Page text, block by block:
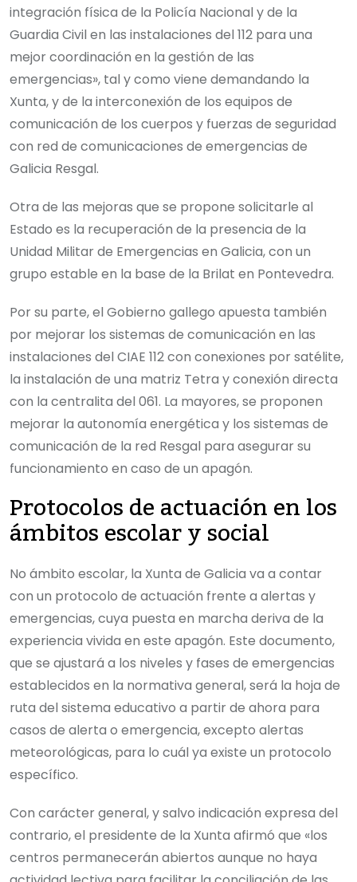
integración física de la Policía Nacional y de la
Guardia Civil en las instalaciones del 112 para una
mejor coordinación en la gestión de las
emergencias», tal y como viene demandando la
Xunta, y de la interconexión de los equipos de
comunicación de los cuerpos y fuerzas de seguridad
con red de comunicaciones de emergencias de
Galicia Resgal.
Otra de las mejoras que se propone solicitarle al
Estado es la recuperación de la presencia de la
Unidad Militar de Emergencias en Galicia, con un
grupo estable en la base de la Brilat en Pontevedra.
Por su parte, el Gobierno gallego apuesta también
por mejorar los sistemas de comunicación en las
instalaciones del CIAE 112 con conexiones por satélite,
la instalación de una matriz Tetra y conexión directa
con la centralita del 061. La mayores, se proponen
mejorar la autonomía energética y los sistemas de
comunicación de la red Resgal para asegurar su
funcionamiento en caso de un apagón.
Protocolos de actuación en los
ámbitos escolar y social
No ámbito escolar, la Xunta de Galicia va a contar
con un protocolo de actuación frente a alertas y
emergencias, cuya puesta en marcha deriva de la
experiencia vivida en este apagón. Este documento,
que se ajustará a los niveles y fases de emergencias
establecidos en la normativa general, será la hoja de
ruta del sistema educativo a partir de ahora para
casos de alerta o emergencia, excepto alertas
meteorológicas, para lo cuál ya existe un protocolo
específico.
Con carácter general, y salvo indicación expresa del
contrario, el presidente de la Xunta afirmó que «los
centros permanecerán abiertos aunque no haya